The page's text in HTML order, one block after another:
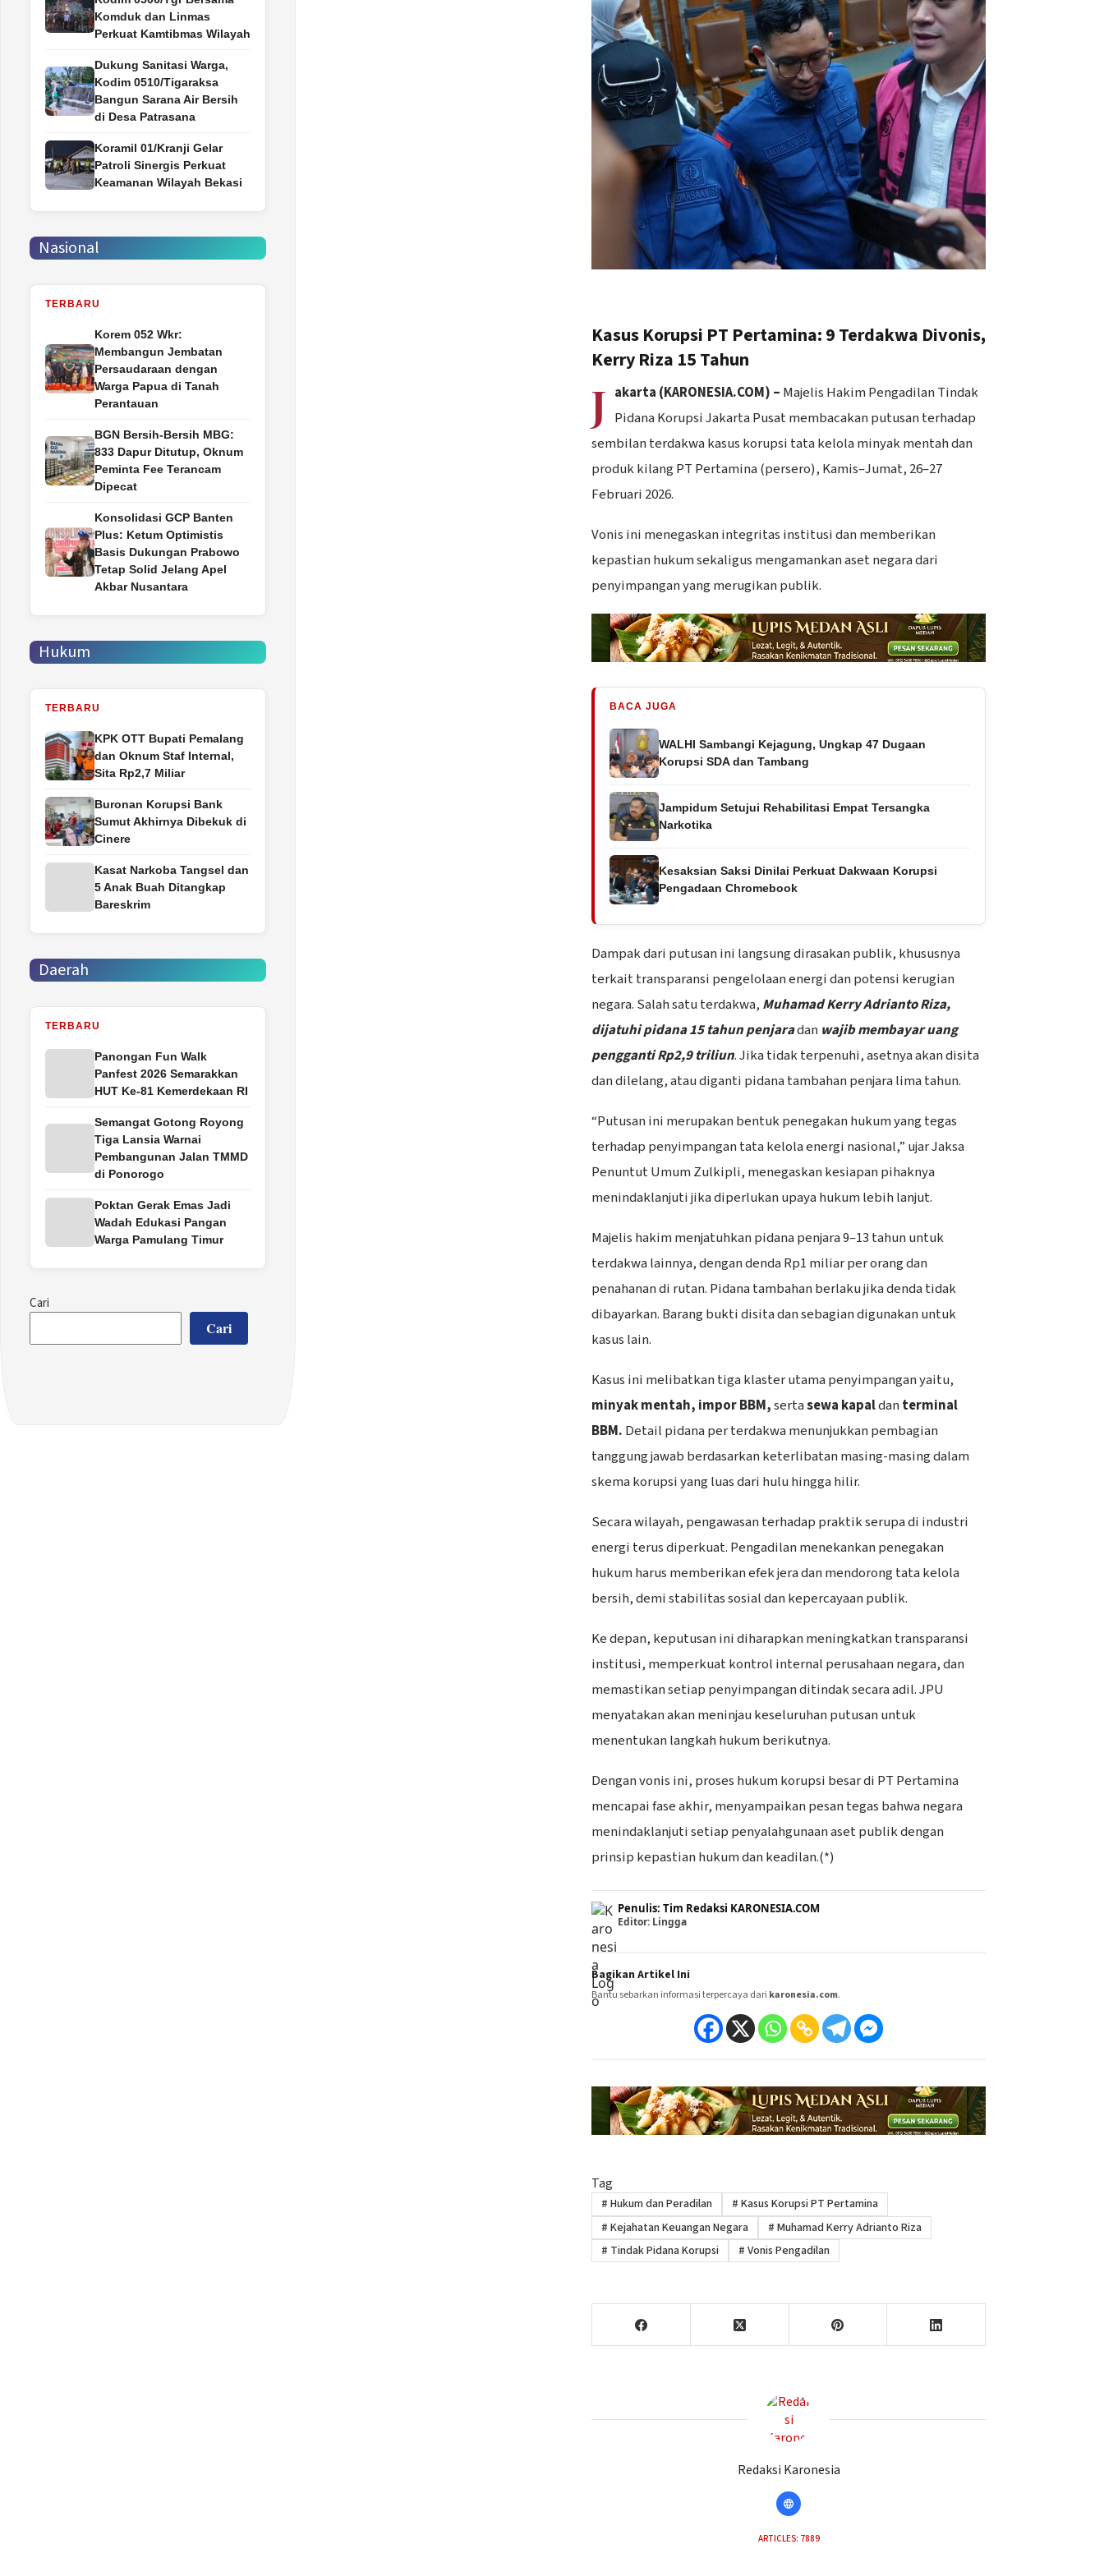
Kasus Korupsi PT Pertamina: 9 Terdakwa Divonis,
Kerry Riza 15 Tahun
J akarta (KARONESIA.COM) – Majelis Hakim Pengadilan Tindak
Pidana Korupsi Jakarta Pusat membacakan putusan terhadap
sembilan terdakwa kasus korupsi tata kelola minyak mentah dan
produk kilang PT Pertamina (persero), Kamis–Jumat, 26–27
Februari 2026.
Vonis ini menegaskan integritas institusi dan memberikan
kepastian hukum sekaligus mengamankan aset negara dari
penyimpangan yang merugikan publik.
BACA JUGA
WALHI Sambangi Kejagung, Ungkap 47 Dugaan
Korupsi SDA dan Tambang
Jampidum Setujui Rehabilitasi Empat Tersangka
Narkotika
Kesaksian Saksi Dinilai Perkuat Dakwaan Korupsi
Pengadaan Chromebook
Dampak dari putusan ini langsung dirasakan publik, khususnya
terkait transparansi pengelolaan energi dan potensi kerugian
negara. Salah satu terdakwa, Muhamad Kerry Adrianto Riza,
dijatuhi pidana 15 tahun penjaradan wajib membayar uang
pengganti Rp2,9 triliun. Jika tidak terpenuhi, asetnya akan disita
dan dilelang, atau diganti pidana tambahan penjara lima tahun.
“Putusan ini merupakan bentuk penegakan hukum yang tegas
terhadap penyimpangan tata kelola energi nasional,” ujar Jaksa
Penuntut Umum Zulkipli, menegaskan kesiapan pihaknya
menindaklanjuti jika diperlukan upaya hukum lebih lanjut.
Majelis hakim menjatuhkan pidana penjara 9–13 tahun untuk
terdakwa lainnya, dengan denda Rp1 miliar per orang dan
penahanan di rutan. Pidana tambahan berlaku jika denda tidak
dibayarkan. Barang bukti disita dan sebagian digunakan untuk
kasus lain.
Kasus ini melibatkan tiga klaster utama penyimpangan yaitu,
minyak mentah, impor BBM,sertasewa kapaldanterminal
BBM. Detail pidana per terdakwa menunjukkan pembagian
tanggung jawab berdasarkan keterlibatan masing-masing dalam
skema korupsi yang luas dari hulu hingga hilir.
Secara wilayah, pengawasan terhadap praktik serupa di industri
energi terus diperkuat. Pengadilan menekankan penegakan
hukum harus memberikan efek jera dan mendorong tata kelola
bersih, demi stabilitas sosial dan kepercayaan publik.
Ke depan, keputusan ini diharapkan meningkatkan transparansi
institusi, memperkuat kontrol internal perusahaan negara, dan
memastikan setiap penyimpangan ditindak secara adil. JPU
menyatakan akan meninjau keseluruhan putusan untuk
menentukan langkah hukum berikutnya.
Dengan vonis ini, proses hukum korupsi besar di PT Pertamina
mencapai fase akhir, menyampaikan pesan tegas bahwa negara
menindaklanjuti setiap penyalahgunaan aset publik dengan
prinsip kepastian hukum dan keadilan.(*)
Penulis: Tim Redaksi KARONESIA.COM
Editor: Lingga
Bagikan Artikel Ini
Bantu sebarkan informasi terpercaya dari karonesia.com.
Tag
# Hukum dan Peradilan # Kasus Korupsi PT Pertamina
# Kejahatan Keuangan Negara # Muhamad Kerry Adrianto Riza
# Tindak Pidana Korupsi # Vonis Pengadilan
Redaksi Karonesia
ARTICLES: 7889
Komduk dan Linmas
Perkuat Kamtibmas Wilayah
Dukung Sanitasi Warga,
Kodim 0510/Tigaraksa
Bangun Sarana Air Bersih
di Desa Patrasana
Koramil 01/Kranji Gelar
Patroli Sinergis Perkuat
Keamanan Wilayah Bekasi
Nasional
TERBARU
Korem 052 Wkr:
Membangun Jembatan
Persaudaraan dengan
Warga Papua di Tanah
Perantauan
BGN Bersih-Bersih MBG:
833 Dapur Ditutup, Oknum
Peminta Fee Terancam
Dipecat
Konsolidasi GCP Banten
Plus: Ketum Optimistis
Basis Dukungan Prabowo
Tetap Solid Jelang Apel
Akbar Nusantara
Hukum
TERBARU
‎KPK OTT Bupati Pemalang
dan Oknum Staf Internal,
Sita Rp2,7 Miliar
Buronan Korupsi Bank
Sumut Akhirnya Dibekuk di
Cinere
Kasat Narkoba Tangsel dan
5 Anak Buah Ditangkap
Bareskrim
Daerah
TERBARU
Panongan Fun Walk
Panfest 2026 Semarakkan
HUT Ke-81 Kemerdekaan RI
Semangat Gotong Royong
Tiga Lansia Warnai
Pembangunan Jalan TMMD
di Ponorogo
Poktan Gerak Emas Jadi
Wadah Edukasi Pangan
Warga Pamulang Timur
Cari
Cari